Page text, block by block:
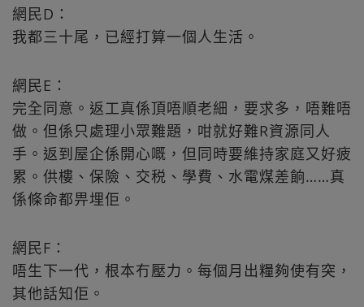
網民D：
我都三十尾，已經打算一個人生活。
網民E：
完全同意。返工真係頂唔順老細，要求多，唔難唔
做。但係只處理小眾難題，咁就好難R資源同人
手。返到屋企係開心嘅，但同時要維持家庭又好疲
累。供樓、保險、交税、學費、水電煤差餉……真
係條命都畀埋佢。
網民F：
唔生下一代，根本冇壓力。每個月出糧夠使有突，
其他話知佢。